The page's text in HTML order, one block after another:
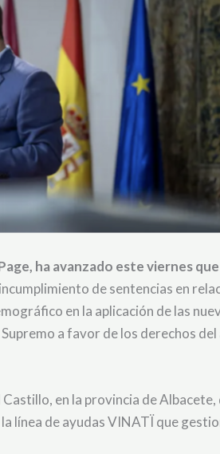
ha avanzado este viernes
de sentencias en
en la aplicación de las
a favor de los derechos
en la provincia de
línea de ayudas VINATÏ que